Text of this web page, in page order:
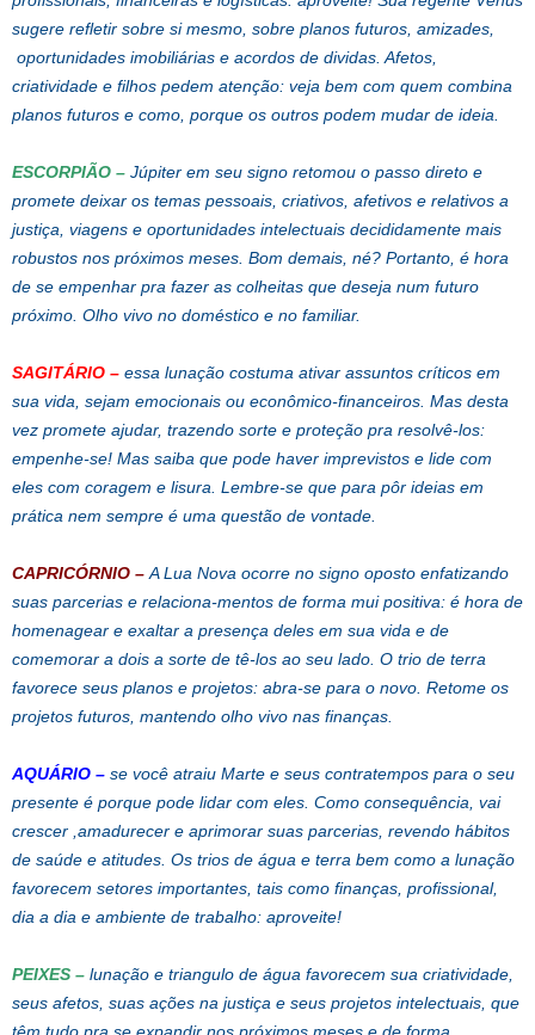
sugere refletir sobre si mesmo, sobre planos futuros, amizades,
oportunidades imobiliárias e acordos de dividas. Afetos,
criatividade e filhos pedem atenção: veja bem com quem combina
planos futuros e como, porque os outros podem mudar de ideia.
ESCORPIÃO – Júpiter em seu signo retomou o passo direto e
promete deixar os temas pessoais, criativos, afetivos e relativos a
justiça, viagens e oportunidades intelectuais decididamente mais
robustos nos próximos meses. Bom demais, né? Portanto, é hora
de se empenhar pra fazer as colheitas que deseja num futuro
próximo. Olho vivo no doméstico e no familiar.
SAGITÁRIO – essa lunação costuma ativar assuntos críticos em
sua vida, sejam emocionais ou econômico-financeiros. Mas desta
vez promete ajudar, trazendo sorte e proteção pra resolvê-los:
empenhe-se! Mas saiba que pode haver imprevistos e lide com
eles com coragem e lisura. Lembre-se que para pôr ideias em
prática nem sempre é uma questão de vontade.
CAPRICÓRNIO – A Lua Nova ocorre no signo oposto enfatizando
suas parcerias e relaciona-mentos de forma mui positiva: é hora de
homenagear e exaltar a presença deles em sua vida e de
comemorar a dois a sorte de tê-los ao seu lado. O trio de terra
favorece seus planos e projetos: abra-se para o novo. Retome os
projetos futuros, mantendo olho vivo nas finanças.
AQUÁRIO – se você atraiu Marte e seus contratempos para o seu
presente é porque pode lidar com eles. Como consequência, vai
crescer ,amadurecer e aprimorar suas parcerias, revendo hábitos
de saúde e atitudes. Os trios de água e terra bem como a lunação
favorecem setores importantes, tais como finanças, profissional,
dia a dia e ambiente de trabalho: aproveite!
PEIXES – lunação e triangulo de água favorecem sua criatividade,
seus afetos, suas ações na justiça e seus projetos intelectuais, que